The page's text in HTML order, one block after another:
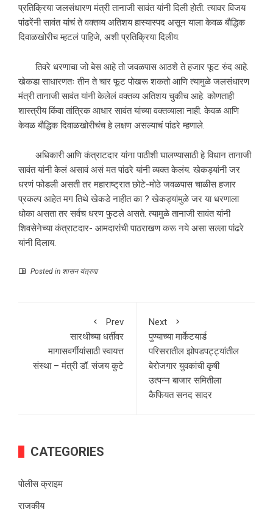
प्रतिक्रिया जलसंधारण मंत्री तानाजी सावंत यांनी दिली होती. त्यावर विजय
पांढरेंनी सावंत यांचं ते वक्तव्य अतिशय हास्यास्पद असून याला केवळ बौद्धिक
दिवाळखोरीच म्हटलं पाहिजे, अशी प्रतिक्रिया दिलीय.
तिवरे धरणाचा जो बेस आहे तो जवळपास आठशे ते हजार फूट रुंद आहे.
खेकडा साधारणतः तीन ते चार फूट पोखरू शकतो आणि त्यामुळे जलसंधारण
मंत्री तानाजी सावंत यांनी केलेलं वक्तव्य अतिशय चुकीच आहे. कोणताही
शास्त्रीय किंवा तांत्रिक आधार सावंत यांच्या वक्तव्याला नाही. केवळ आणि
केवळ बौद्धिक दिवाळखोरीचंच हे लक्षण असल्याचं पांढरे म्हणाले.
अधिकारी आणि कंत्राटदार यांना पाठीशी घालण्यासाठी हे विधान तानाजी
सावंत यांनी केलं असावं असं मत पांढरे यांनी व्यक्त केलंय. खेकड्यांनी जर
धरणं फोडली असती तर महाराष्ट्रात छोटे-मोठे जवळपास चाळीस हजार
प्रकल्प आहेत मग तिथे खेकडे नाहीत का ? खेकड्यांमुळे जर या धरणाला
धोका असता तर सर्वच धरण फुटले असते. त्यामुळे तानाजी सावंत यांनी
शिवसेनेच्या कंत्राटदार- आमदारांची पाठराखण करू नये असा सल्ला पांढरे
यांनी दिलाय.
Posted in शासन यंत्रणा
Prev
सारथीच्या धर्तीवर
मागासवर्गीयांसाठी स्वायत्त
संस्था – मंत्री डॉ. संजय कुटे
Next
पुण्याच्या मार्केटयार्ड
परिसरातील झोपडपट्ट्यांतील
बेरोजगार युवकांची कृषी
उत्पन्न बाजार समितीला
कैफियत सनद सादर
CATEGORIES
पोलीस क्राइम
राजकीय